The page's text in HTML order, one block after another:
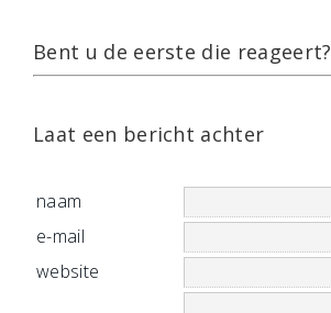
Bent u de eerste die reageert?
Laat een bericht achter
naam
e-mail
website